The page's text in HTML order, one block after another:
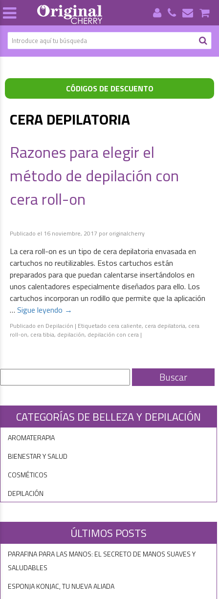
CÓDIGOS DE DESCUENTO
CERA DEPILATORIA
Razones para elegir el
método de depilación con
cera roll-on
Publicado el 16 noviembre, 2017 por originalcherry
La cera roll-on es un tipo de cera depilatoria envasada en
cartuchos no reutilizables. Estos cartuchos están
preparados para que puedan calentarse insertándolos en
unos calentadores especialmente diseñados para ello. Los
cartuchos incorporan un rodillo que permite que la aplicación
… Sigue leyendo →
Publicado en Depilación | Etiquetado cera caliente, cera depilatoria, cera
roll-on, cera tibia, depilación, depilación con cera |
CATEGORÍAS DE BELLEZA Y DEPILACIÓN
AROMATERAPIA
BIENESTAR Y SALUD
COSMÉTICOS
DEPILACIÓN
ÚLTIMOS POSTS
PARAFINA PARA LAS MANOS: EL SECRETO DE MANOS SUAVES Y
SALUDABLES
ESPONJA KONJAC, TU NUEVA ALIADA